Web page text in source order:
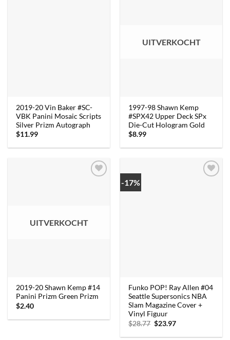
2019-20 Vin Baker #SC-
VBK Panini Mosaic Scripts
Silver Prizm Autograph
$11.99
UITVERKOCHT
1997-98 Shawn Kemp
#SPX42 Upper Deck SPx
Die-Cut Hologram Gold
$8.99
UITVERKOCHT
2019-20 Shawn Kemp #14
Panini Prizm Green Prizm
$2.40
-17%
Funko POP! Ray Allen #04
Seattle Supersonics NBA
Slam Magazine Cover +
Vinyl Figuur
$28.77 Oorspronkelijke
was:
$23.97Huidige
is: